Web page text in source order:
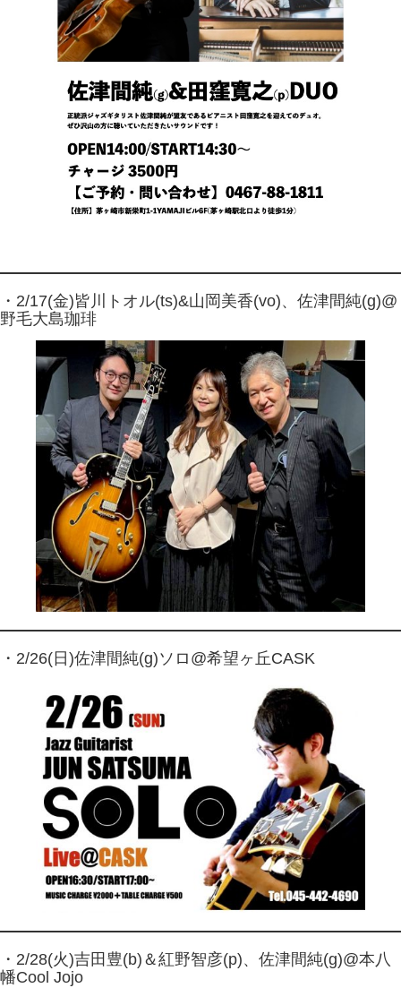
・2/17(金)皆川トオル(ts)&山岡美香(vo)、佐津間純(g)@
野毛大島珈琲
・2/26(日)佐津間純(g)ソロ@希望ヶ丘CASK
・2/28(火)吉田豊(b)＆紅野智彦(p)、佐津間純(g)@本八
幡Cool Jojo